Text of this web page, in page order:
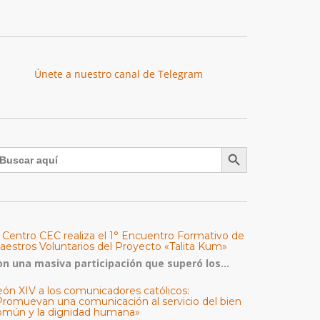
Únete a nuestro canal de Telegram
Botón de búsqueda
Centro CEC realiza el 1° Encuentro Formativo de
Voluntarios del Proyecto «Talita Kum»
una masiva participación que superó los...
XIV a los comunicadores católicos:
una comunicación al servicio del bien
y la dignidad humana»